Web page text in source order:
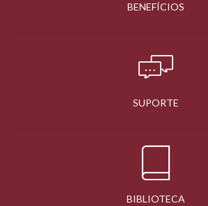
BENEFÍCIOS
SUPORTE
BIBLIOTECA